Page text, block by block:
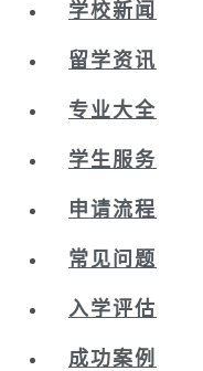
学校新闻
留学资讯
专业大全
学生服务
申请流程
常见问题
入学评估
成功案例